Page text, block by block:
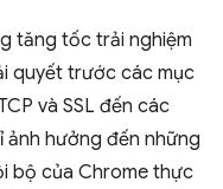
tăng tốc trải nghiệm
quyết trước các mục
và SSL đến các
ảnh hưởng đến những
bộ của Chrome thực